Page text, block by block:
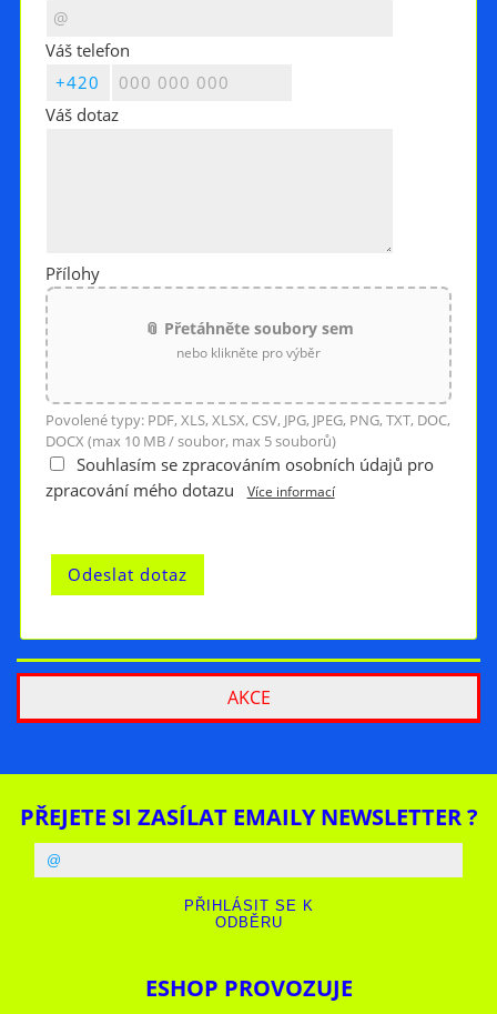
Váš telefon
Váš dotaz
Přílohy
📎 Přetáhněte soubory sem
nebo klikněte pro výběr
Povolené typy: PDF, XLS, XLSX, CSV, JPG, JPEG, PNG, TXT, DOC,
DOCX (max 10 MB / soubor, max 5 souborů)
Souhlasím se zpracováním osobních údajů pro
zpracování mého dotazu
Více informací
AKCE
PŘEJETE SI ZASÍLAT EMAILY NEWSLETTER ?
ESHOP PROVOZUJE